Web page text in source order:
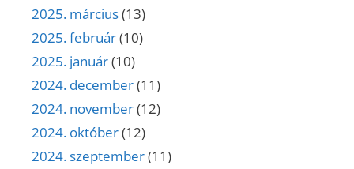
2025. március(13)
2025. február(10)
2025. január(10)
2024. december(11)
2024. november(12)
2024. október(12)
2024. szeptember(11)